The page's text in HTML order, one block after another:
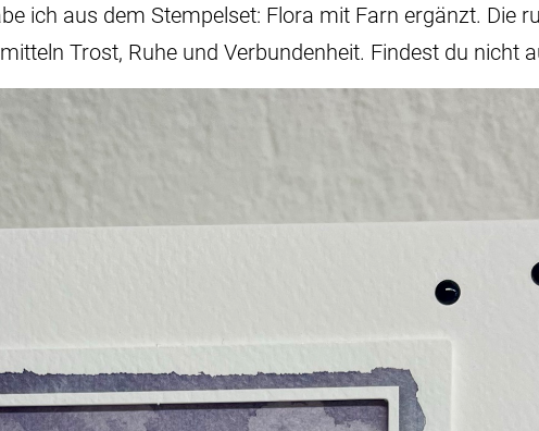
ich aus dem Stempelset: Flora mit Farn ergänzt. Die
Trost, Ruhe und Verbundenheit. Findest du nicht